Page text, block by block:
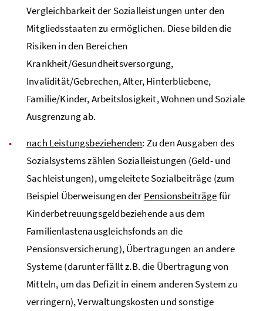
Vergleichbarkeit der Sozialleistungen unter den
Mitgliedsstaaten zu ermöglichen. Diese bilden die
Risiken in den Bereichen
Krankheit/Gesundheitsversorgung,
Invalidität/Gebrechen, Alter, Hinterbliebene,
Familie/Kinder, Arbeitslosigkeit, Wohnen und Soziale
Ausgrenzung ab.
nach Leistungsbeziehenden: Zu den Ausgaben des
Sozialsystems zählen Sozialleistungen (Geld- und
Sachleistungen), umgeleitete Sozialbeiträge (zum
Beispiel Überweisungen der Pensionsbeiträgefür
Kinderbetreuungsgeldbeziehende aus dem
Familienlastenausgleichsfonds an die
Pensionsversicherung), Übertragungen an andere
Systeme (darunter fällt z.B. die Übertragung von
Mitteln, um das Defizit in einem anderen System zu
verringern), Verwaltungskosten und sonstige